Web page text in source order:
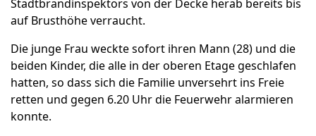
Stadtbrandinspektors von der Decke herab bereits bis
auf Brusthöhe verraucht.
Die junge Frau weckte sofort ihren Mann (28) und die
beiden Kinder, die alle in der oberen Etage geschlafen
hatten, so dass sich die Familie unversehrt ins Freie
retten und gegen 6.20 Uhr die Feuerwehr alarmieren
konnte.